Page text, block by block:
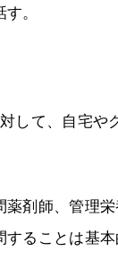
。
して、自宅や
剤師、管理
ることは基